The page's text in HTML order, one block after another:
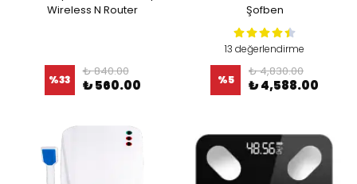
Wireless N Router
%33
₺ 840.00
₺ 560.00
Şofben
13 değerlendirme
%5
₺ 4,830.00
₺ 4,588.00